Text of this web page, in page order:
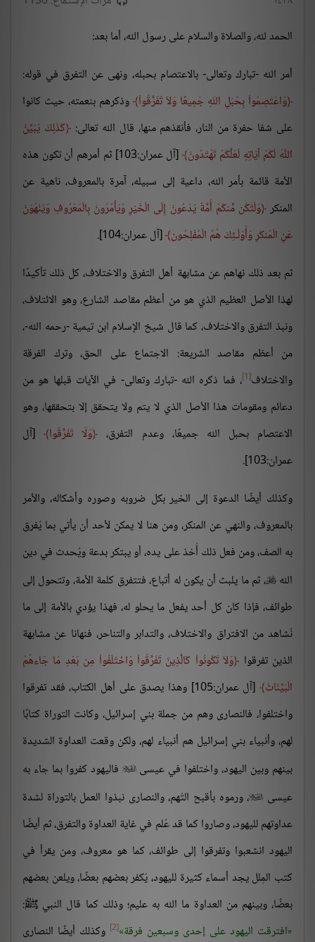
الحمد لله، والصلاة والسلام على رسول الله، أما بعد:
أمر الله -تبارك وتعالى- بالاعتصام بحبله، ونهى عن التفرق في قوله:
وَاعْتَصِمُواْ بِحَبْلِ اللّهِ جَمِيعًا وَلاَ تَفَرَّقُواْ وذكرهم بنعمته، حيث كانوا
على شفا حفرة من النار، فأنقذهم منها، قال الله تعالى: كَذَلِكَ يُبَيِّنُ
اللَّهُ لَكُمْ آيَاتِهِ لَعَلَّكُمْ تَهْتَدُونَ
[آل عمران:103] ثم أمرهم أن تكون هذه
الأمة قائمة بأمر الله، داعية إلى سبيله، آمرة بالمعروف، ناهية عن
المنكر وَلْتَكُن مِّنكُمْ أُمَّةٌ يَدْعُونَ إِلَى الْخَيْرِ وَيَأْمُرُونَ بِالْمَعْرُوفِ وَيَنْهَوْنَ
عَنِ الْمُنكَرِ وَأُوْلَـئِكَ هُمُ الْمُفْلِحُون [آل عمران:104].
ثم بعد ذلك نهاهم عن مشابهة أهل التفرق والاختلاف، كل ذلك تأكيدًا
لهذا الأصل العظيم الذي هو من أعظم مقاصد الشارع، وهو الائتلاف،
ونبذ التفرق والاختلاف، كما قال شيخ الإسلام ابن تيمية -رحمه الله-،
من أعظم مقاصد الشريعة: الاجتماع على الحق، وترك الفرقة
والاختلاف[1] ، فما ذكره الله -تبارك وتعالى- في الآيات قبلها هو من
دعائم ومقومات هذا الأصل الذي لا يتم ولا يتحقق إلا بتحققها، وهو
الاعتصام بحبل الله جميعًا، وعدم التفرق،
وَلَا تَفَرَّقُوا [آل
عمران:103].
وكذلك أيضًا الدعوة إلى الخير بكل ضروبه وصوره وأشكاله، والأمر
بالمعروف، والنهي عن المنكر، ومن هنا لا يمكن لأحد أن يأتي بما يُفرق
به الصف، ومن فعل ذلك أُخذ على يده، أو يبتكر بدعة ويُحدث في دين
الله، ثم ما يلبث أن يكون له أتباع، فتتفرق كلمة الأمة، وتتحول إلى
طوائف، فإذا كان كل أحد يفعل ما يحلو له، فهذا يؤدي بالأمة إلى ما
نُشاهد من الافتراق والاختلاف، والتدابر والتناحر، فنهانا عن مشابهة
الذين تفرقوا وَلاَ تَكُونُواْ كَالَّذِينَ تَفَرَّقُواْ وَاخْتَلَفُواْ مِن بَعْدِ مَا جَاءهُمُ
الْبَيِّنَاتُ
[آل عمران:105] وهذا يصدق على أهل الكتاب، فقد تفرقوا
واختلفوا، فالنصارى وهم من جملة بني إسرائيل، وكانت التوراة كتابًا
لهم، وأنبياء بني إسرائيل هم أنبياء لهم، ولكن وقعت العداوة الشديدة
بينهم وبين اليهود، واختلفوا في عيسى فاليهود كفروا بما جاء به
عيسى ، ورموه بأقبح التُهم، والنصارى نبذوا العمل بالتوراة لشدة
عداوتهم لليهود، وصاروا كما قد عُلم في غاية العداوة والتفرق، ثم أيضًا
اليهود انشعبوا وتفرقوا إلى طوائف، كما هو معروف، ومن يقرأ في
كتب المِلل يجد أسماء كثيرة لليهود، يُكفر بعضهم بعضًا، ويلعن بعضهم
بعضًا، وبينهم من العداوة ما الله به عليم؛ وذلك كما قال النبي ﷺ:
افترقت اليهود على إحدى وسبعين فرقة [2]
وكذلك أيضًا النصارى